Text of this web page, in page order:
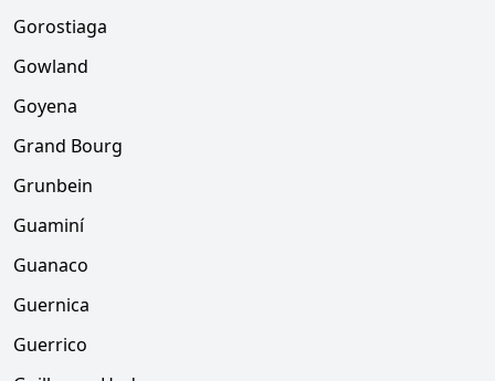
Gorostiaga
Gowland
Goyena
Grand Bourg
Grunbein
Guaminí
Guanaco
Guernica
Guerrico